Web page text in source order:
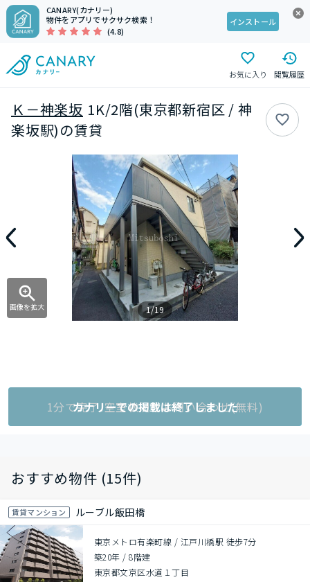
CANARY(カナリー)
物件をアプリでサクサク検索！
(4.8)
インストール
お気に入り 閲覧履歴
Ｋ－神楽坂 1K/2階(東京都新宿区 / 神
楽坂駅)の賃貸
画像を拡大 1/19
1分で完了!空室状況をお問い合わせ(無料)
カナリーでの掲載は終了しました
おすすめ物件 (15件)
賃貸マンション ルーブル飯田橋
東京メトロ有楽町線 / 江戸川橋駅 徒歩7分
築20年 /8階建
東京都文京区水道１丁目